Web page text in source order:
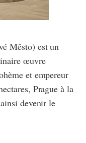
Město) est un
œuvre
et empereur
Prague à la
devenir le